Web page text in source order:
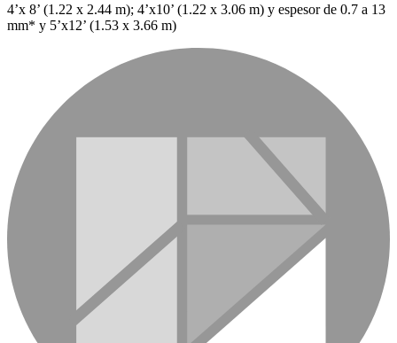
4’x 8’ (1.22 x 2.44 m); 4’x10’ (1.22 x 3.06 m) y espesor de 0.7 a 13
mm* y 5’x12’ (1.53 x 3.66 m)